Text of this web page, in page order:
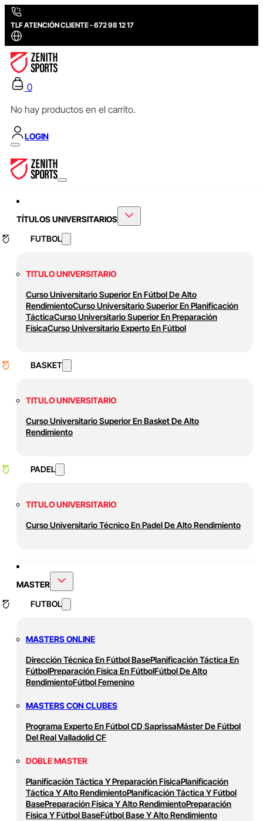
TLF ATENCIÓN CLIENTE - 672 98 12 17
0
No hay productos en el carrito.
LOGIN
TÍTULOS UNIVERSITARIOS
FUTBOL
TITULO UNIVERSITARIO
Curso Universitario Superior En Fútbol De Alto
RendimientoCurso Universitario Superior En Planificación
TácticaCurso Universitario Superior En Preparación
FísicaCurso Universitario Experto En Fútbol
BASKET
TITULO UNIVERSITARIO
Curso Universitario Superior En Basket De Alto
Rendimiento
PADEL
TITULO UNIVERSITARIO
Curso Universitario Técnico En Padel De Alto Rendimiento
MASTER
FUTBOL
MASTERS ONLINE
Dirección Técnica En Fútbol BasePlanificación Táctica En
FútbolPreparación Física En FútbolFútbol De Alto
RendimientoFútbol Femenino
MASTERS CON CLUBES
Programa Experto En Fútbol CD SaprissaMáster De Fútbol
Del Real Valladolid CF
DOBLE MASTER
Planificación Táctica Y Preparación FísicaPlanificación
Táctica Y Alto RendimientoPlanificación Táctica Y Fútbol
BasePreparación Física Y Alto RendimientoPreparación
Física Y Fútbol BaseFútbol Base Y Alto Rendimiento